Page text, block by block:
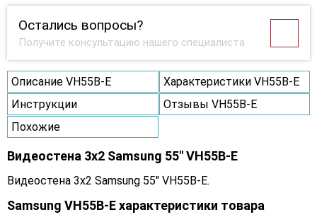
Остались вопросы?
Получите консультацию нашего специалиста
Описание VH55B-E
Характеристики VH55B-E
Инструкции
Отзывы VH55B-E
Похожие
Видеостена 3x2 Samsung 55" VH55B-E
Видеостена 3x2 Samsung 55" VH55B-E.
Samsung VH55B-E характеристики товара